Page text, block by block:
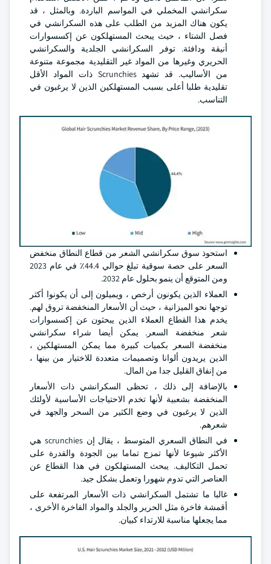
سكرانشي المخملي في المواسم الباردة. وبالمثل ، قد
يكون هناك المزيد من الطلب على هذه السكرانشي في
فصل الشتاء ، حيث يبحث المستهلكون عن إكسسوارات
أنيقة ودافئة. توفر السكرانشي الجلدية والسكرانشي
الحريري وغيرها من المواد غير التقليدية مجموعة متنوعة
من الأساليب. قد تشهد Scrunchies ذات المواد الأقل
تقليدية طلبا أعلى بسبب المستهلكين الذين لا يرغبون في
التناسب.
استحوذ سوق سكرانشي الشعر من قطاع النطاق منخفض
السعر على حصة سوقية تبلغ حوالي 44.4٪ في عام 2023
ومن المتوقع أن ينمو بحلول عام 2032.
العملاء الذين يكونون أرخص ، ويميلون إلى أن يكونوا أكثر
توجها نحو الميزانية ، حيث أن الأسعار المنخفضة تروق لهم.
يخدم هذا القطاع العملاء الذين يبحثون عن إكسسوارات
شعر منخفضة السعر. يمكن أيضا شراء سكرانشي
منخفضة السعر بكميات كبيرة مما يمكن المستهلكين ،
الذين يريدون ألوانا وتصميمات متعددة للاختيار من بينها ،
من إنفاق القليل جدا من المال.
بالإضافة إلى ذلك ، تحظى السكرانشي ذات الأسعار
المنخفضة بشعبية لأنها تخدم الاحتياجات الأساسية لأولئك
الذين لا يرغبون في وضع الكثير من السحر والجهد في
شعرهم.
في النطاق السعري المتوسط ، يقال إن scrunchies هي
الأكثر شيوعا لأنها تمزج تماما بين الجودة والقدرة على
تحمل التكاليف. يبحث المستهلكون في هذا القطاع عن
العناصر التي تدوم شهورا وتعمل بشكل جيد.
غالبا ما تشتمل السكرانشي ذات الأسعار المرتفعة على
أقمشة فاخرة مثل الحرير والجلد والمواد الفاخرة الأخرى ،
مما يجعلها مناسبة للارتداء كبيان.